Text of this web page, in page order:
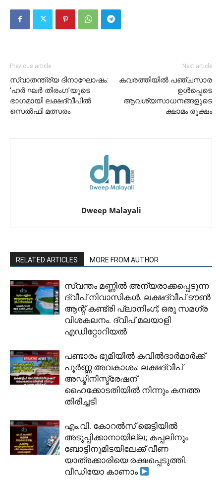
Previous article
സ്വാതന്ത്ര്യ ദിനാഘോഷം:
‘ഹർ ഘർ തിരംഗ’യുടെ
ഭാഗമായി ലക്ഷദ്വീപിൽ
സെൽഫി മത്സരം
Next article
കവരത്തിയിൽ പഞ്ചസാര
ഉൾപ്പെടെ
ആവശ്യസാധനങ്ങളുടെ
ക്ഷാമം രൂക്ഷം
Dweep Malayali
RELATED ARTICLES MORE FROM AUTHOR
സ്വന്തം മണ്ണിൽ അന്യരാക്കപ്പെടുന്ന
ദ്വീപ് നിവാസികൾ. ലക്ഷദ്വീപ് ടൗൺ
ആന്റ് കണ്ട്രി പ്ലാനിംഗ്; ഒരു സമഗ്ര
വിശകലനം. ദ്വീപ് മലയാളി
എഡിറ്റോറിയൽ
പണ്ടാരം ഭൂമിയിൽ കവിൽദാർമാർക്ക്
പൂർണ്ണ അവകാശം: ലക്ഷദ്വീപ്
അഡ്മിനിസ്ട്രേഷന്
ഹൈക്കോടതിയിൽ നിന്നും കനത്ത
തിരിച്ചടി
​എം.വി. കോറൽസ് ജെട്ടിയിൽ
അടുപ്പിക്കാനായില്ല; കപ്പലിനും
ബോട്ടിനുമിടയിലേക്ക് വീണ
യാത്രക്കാരിയെ രക്ഷപ്പെടുത്തി.
വീഡിയോ കാണാം